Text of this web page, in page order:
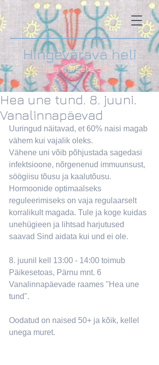
Hingevärava heli
jooga naisele 50+
Hea une tund. 8. juuni.
Vanalinnapäevad
Uuringud näitavad, et 60% naisi magab
vähem kui vajalik oleks.
Vähene uni võib põhjustada sagedasi
infektsioone, nõrgenenud immuunsust,
söögiisu tõusu ja kaalutõusu.
Hormoonide optimaalseks
reguleerimiseks on vaja regulaarselt
korralikult magada. Tule ja koge kuidas
unehügieen ja lihtsad harjutused
saavad Sind aidata kui und ei ole.
8. juunil kell 13:00 - 14:00 toimub
Päikesetoas, Pärnu mnt. 6
Vanalinnapäevade raames "Hea une
tund".
Oodatud on naised 50+ ja kõik, kellel
unega muret.